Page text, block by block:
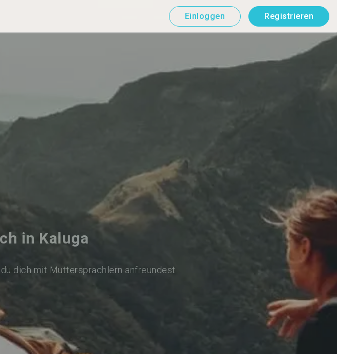
Einloggen Registrieren
in Kaluga
dich mit Muttersprachlern anfreundest